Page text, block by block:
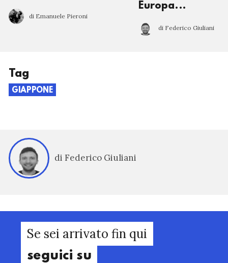
di Emanuele Pieroni
Europa...
di Federico Giuliani
Tag
GIAPPONE
di Federico Giuliani
Se sei arrivato fin qui
seguici su